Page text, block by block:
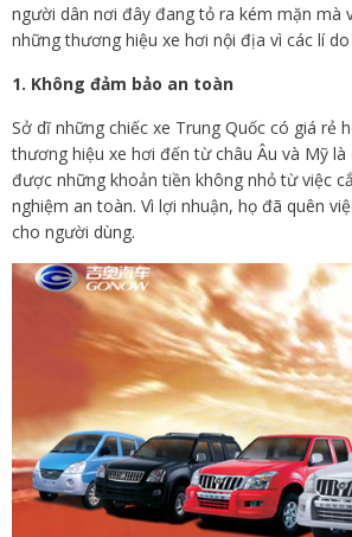
người dân nơi đây đang tỏ ra kém mặn mà
những thương hiệu xe hơi nội địa vì các lí
1. Không đảm bảo an toàn
Sở dĩ những chiếc xe Trung Quốc có giá rẻ
thương hiệu xe hơi đến từ châu Âu và Mỹ
được những khoản tiền không nhỏ từ việc
nghiệm an toàn. Vì lợi nhuận, họ đã quên
cho người dùng.